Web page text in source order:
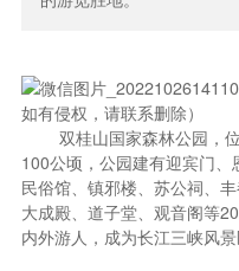
如有侵权，请联系删除）
双桂山国家森林公园，位
100公顷，公园建有迎宾门、
民俗馆、镇邪楼、苏公祠、
大成殿、道子堂、观音阁等
内外游人，成为长江三峡风